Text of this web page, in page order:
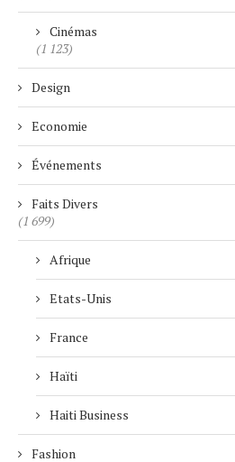
Cinémas
(1 123)
Design
Economie
Événements
Faits Divers
(1 699)
Afrique
Etats-Unis
France
Haïti
Haiti Business
Fashion